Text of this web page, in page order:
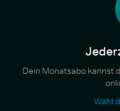
Dein Monatsabo kannst
Wähl